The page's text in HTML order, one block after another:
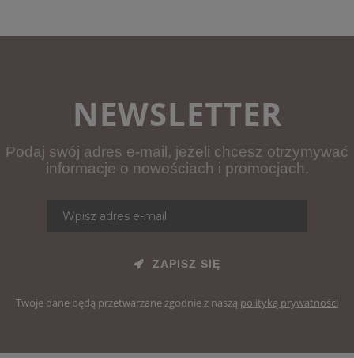
NEWSLETTER
Podaj swój adres e-mail, jeżeli chcesz otrzymywać
informacje o nowościach i promocjach.
ZAPISZ SIĘ
Twoje dane będą przetwarzane zgodnie z naszą polityką prywatności